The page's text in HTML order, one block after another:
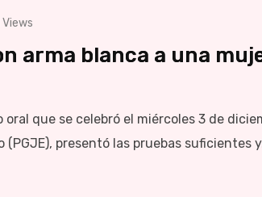
Views
arma blanca a una
que se celebró el miércoles 3 de
presentó las pruebas suficientes